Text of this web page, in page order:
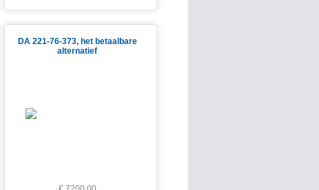
DA 221-76-373, het betaalbare
alternatief